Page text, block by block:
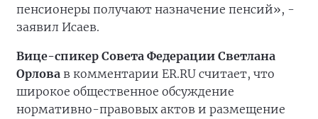
пенсионеры получают назначение пенсий», -
заявил Исаев.
Вице-спикер Совета Федерации Светлана
Орлова в комментарии ER.RU считает, что
широкое общественное обсуждение
нормативно-правовых актов и размещение